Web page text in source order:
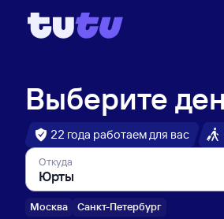
Выберите
22 года работаем для вас
Откуда
Москва Санкт-Петербург